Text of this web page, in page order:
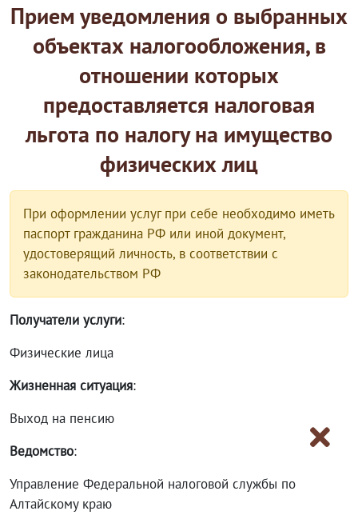
Прием уведомления о выбранных
объектах налогообложения, в
отношении которых
предоставляется налоговая
льгота по налогу на имущество
физических лиц
При оформлении услуг при себе необходимо иметь
паспорт гражданина РФ или иной документ,
удостоверящий личность, в соответствии с
законодательством РФ
Получатели услуги:
Физические лица
Жизненная ситуация:
Выход на пенсию
Ведомство:
Управление Федеральной налоговой службы по
Алтайскому краю